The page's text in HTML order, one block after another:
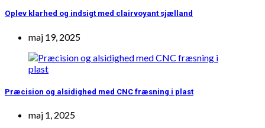
Oplev klarhed og indsigt med clairvoyant sjælland
maj 19, 2025
Præcision og alsidighed med CNC fræsning i plast
maj 1, 2025